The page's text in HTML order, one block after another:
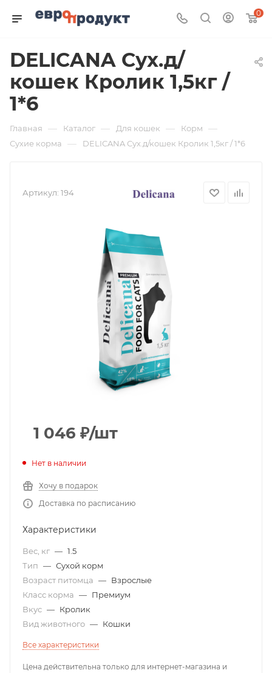
0
DELICANA Сух.д/
кошек Кролик 1,5кг /
1*6
Главная — Каталог — Для кошек — Корм —
Сухие корма — DELICANA Сух.д/кошек Кролик 1,5кг / 1*6
Артикул: 194
1 046 ₽/шт
Нет в наличии
Хочу в подарок
Доставка по расписанию
Характеристики
Вес, кг — 1.5
Тип — Сухой корм
Возраст питомца — Взрослые
Класс корма — Премиум
Вкус — Кролик
Вид животного — Кошки
Все характеристики
Цена действительна только для интернет-магазина и